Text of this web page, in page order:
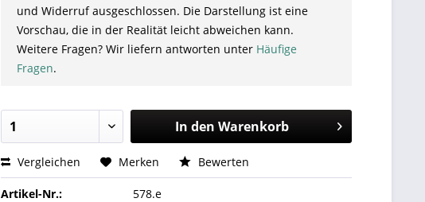
und Widerruf ausgeschlossen. Die Darstellung ist eine
Vorschau, die in der Realität leicht abweichen kann.
Weitere Fragen? Wir liefern antworten unter Häufige
Fragen.
In den Warenkorb
Vergleichen Merken Bewerten
Artikel-Nr.: 578.e